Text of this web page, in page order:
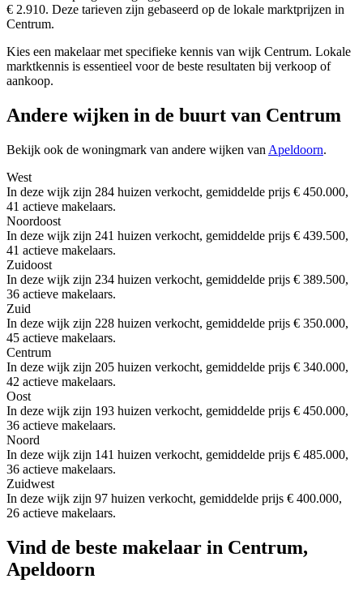
€ 2.910. Deze tarieven zijn gebaseerd op de lokale marktprijzen in
Centrum.
Kies een makelaar met specifieke kennis van wijk Centrum. Lokale
marktkennis is essentieel voor de beste resultaten bij verkoop of
aankoop.
Andere wijken in de buurt van Centrum
Bekijk ook de woningmark van andere wijken van Apeldoorn.
West
In deze wijk zijn 284 huizen verkocht, gemiddelde prijs € 450.000,
41 actieve makelaars.
Noordoost
In deze wijk zijn 241 huizen verkocht, gemiddelde prijs € 439.500,
41 actieve makelaars.
Zuidoost
In deze wijk zijn 234 huizen verkocht, gemiddelde prijs € 389.500,
36 actieve makelaars.
Zuid
In deze wijk zijn 228 huizen verkocht, gemiddelde prijs € 350.000,
45 actieve makelaars.
Centrum
In deze wijk zijn 205 huizen verkocht, gemiddelde prijs € 340.000,
42 actieve makelaars.
Oost
In deze wijk zijn 193 huizen verkocht, gemiddelde prijs € 450.000,
36 actieve makelaars.
Noord
In deze wijk zijn 141 huizen verkocht, gemiddelde prijs € 485.000,
36 actieve makelaars.
Zuidwest
In deze wijk zijn 97 huizen verkocht, gemiddelde prijs € 400.000,
26 actieve makelaars.
Vind de beste makelaar in Centrum,
Apeldoorn